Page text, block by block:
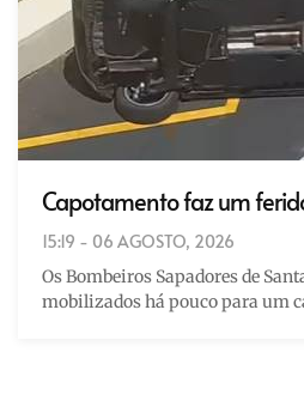
Capotamento faz um
15:19 - 06 AGOSTO, 2026
Os Bombeiros Sapadores de
mobilizados há pouco para um